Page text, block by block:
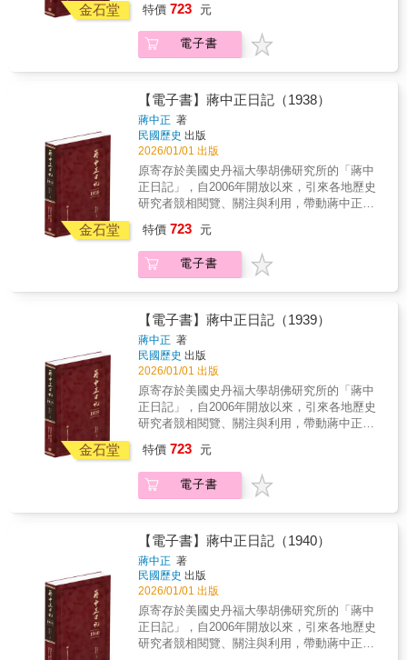
所言及所行。 本書是一把打開蔣中正內
者，依據各年日記的內容，還原解釋在那個時
空背景下，他的心情與選擇，或許能有所體
會，一位國家領導人在面對內外局勢的心路歷
程。 當我們自己看、探尋、挖掘、解
讀，每個人都可以尋找自己的蔣中正。
金石堂
記原稿，閱讀實為不易。本書根據蔣中正親筆
的日記手稿，以逐字打字校對的方式，忠實呈
現日記的原貌。對日記涉及的人物與事件，詳
書獨家特色★ 1.以手稿本為依據，真實鍵錄 2.
審慎校對，錯漏別字，詳細註記 3.加註人名及
重要史事，方便檢閱 4.配合日記內容精選珍貴
照片 5.後附索引，以利檢索 ◆個人捧讀．學
者研究．傳家珍典．圖書庋藏．權威必備◆
1937年是對日抗戰的第一年，他在西安事變脫
險後，將1937年的工作重點置於整軍、統一、
建設等內政事務，在對外事務上，只提到加強
對英、俄的外交，並未預料到這一年的下半會
事務上的重點，他於「民國二十六年大事
表」，列出七十餘項工作，重點在於「集中全
副精神，注力於國家整個建設之辦法」。蘆溝
橋事變對蔣中正而言，中日全面戰爭是遲早的
事情，但是因為蘆溝橋事變這樣一個規模很小
的衝突事件，竟然造成平、津失陷，演變成全
面戰爭，則出乎意料之外。對日全面戰爭的情
勢既然已經形成，後續如何發展，是蔣中正思
考的下一個問題。年末國防最高會議表明堅定
抗戰的決心，但是主和的意見並不會因為他一
再強調的「抗戰到底」而銷聲匿跡，隨著戰局
發展，在以後的一年中，「戰」與「和」仍是
關係政局演變的焦點。
特價 723 元
電子書
金石堂
【電子書】蔣中正日記（1938）
蔣中正 著
民國歷史 出版
2026/01/01 出版
原寄存於美國史丹福大學胡佛研究所的「蔣中
正日記」，自2006年開放以來，引來各地歷史
研究者競相閱覽、關注與利用，帶動蔣中正研
記原稿，閱讀實為不易。本書根據蔣中正親筆
的日記手稿，以逐字打字校對的方式，忠實呈
現日記的原貌。對日記涉及的人物與事件，詳
書獨家特色★ 1.以手稿本為依據，真實鍵錄 2.
審慎校對，錯漏別字，詳細註記 3.加註人名及
重要史事，方便檢閱 4.配合日記內容精選珍貴
照片 5.後附索引，以利檢索 ◆個人捧讀．學
者研究．傳家珍典．圖書庋藏．權威必備◆
1937年11月德國駐華大使陶德曼（Oskar P.
Trautmann）將日本提出的議和七原則轉達蔣中
正，12月第二次會見陶德曼，討論媾和問題，
至1938年1月國民政府拒絕日本媾和，兩國外交
雙方的戰爭只能繼續下去。1938年台兒莊戰役
初次嚐到七七事變以來之勝利，5月日方內閣改
組後不斷遞出橄欖枝，一面抵抗日軍對武漢的
心，但不放棄和平的可能性。抗戰力量分裂－
汪兆銘出走汪兆銘主張與日本言和，蔣中正反
對，雙方針鋒相對，涇渭分明。12月31日午
後，蔣中正接獲汪兆銘於29 日發表艷電。從本
年日記可知，日軍以軍事與和平雙重攻勢進
行，威脅利誘並重，原本抗戰陣營陷於和戰猶
豫之中，終因汪兆銘叛離投敵，使眾志轉趨一
特價 723 元
電子書
金石堂
【電子書】蔣中正日記（1939）
蔣中正 著
民國歷史 出版
2026/01/01 出版
原寄存於美國史丹福大學胡佛研究所的「蔣中
正日記」，自2006年開放以來，引來各地歷史
研究者競相閱覽、關注與利用，帶動蔣中正研
記原稿，閱讀實為不易。本書根據蔣中正親筆
的日記手稿，以逐字打字校對的方式，忠實呈
現日記的原貌。對日記涉及的人物與事件，詳
書獨家特色★ 1.以手稿本為依據，真實鍵錄 2.
審慎校對，錯漏別字，詳細註記 3.加註人名及
重要史事，方便檢閱 4.配合日記內容精選珍貴
照片 5.後附索引，以利檢索 ◆個人捧讀．學
者研究．傳家珍典．圖書庋藏．權威必備◆
1938年底武漢會戰以後，國軍的抗戰戰略有較
大的轉變。蔣中正在1938年11月25日召開的南
嶽軍事會議上，說明從蘆溝橋事件到武漢會戰
特價 723 元
電子書
【電子書】蔣中正日記（1940）
蔣中正 著
民國歷史 出版
2026/01/01 出版
原寄存於美國史丹福大學胡佛研究所的「蔣中
正日記」，自2006年開放以來，引來各地歷史
研究者競相閱覽、關注與利用，帶動蔣中正研